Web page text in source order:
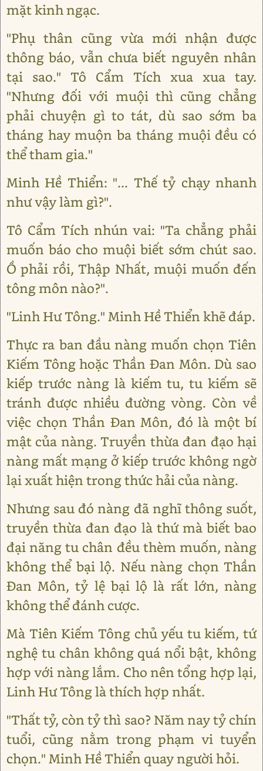
mặt kinh ngạc.
"Phụ thân cũng vừa mới nhận được
thông báo, vẫn chưa biết nguyên nhân
tại sao." Tô Cẩm Tích xua xua tay.
"Nhưng đối với muội thì cũng chẳng
phải chuyện gì to tát, dù sao sớm ba
tháng hay muộn ba tháng muội đều có
thể tham gia."
Minh Hề Thiển: "... Thế tỷ chạy nhanh
như vậy làm gì?".
Tô Cẩm Tích nhún vai: "Ta chẳng phải
muốn báo cho muội biết sớm chút sao.
Ồ phải rồi, Thập Nhất, muội muốn đến
tông môn nào?".
"Linh Hư Tông." Minh Hề Thiển khẽ đáp.
Thực ra ban đầu nàng muốn chọn Tiên
Kiếm Tông hoặc Thần Đan Môn. Dù sao
kiếp trước nàng là kiếm tu, tu kiếm sẽ
tránh được nhiều đường vòng. Còn về
việc chọn Thần Đan Môn, đó là một bí
mật của nàng. Truyền thừa đan đạo hại
nàng mất mạng ở kiếp trước không ngờ
lại xuất hiện trong thức hải của nàng.
Nhưng sau đó nàng đã nghĩ thông suốt,
truyền thừa đan đạo là thứ mà biết bao
đại năng tu chân đều thèm muốn, nàng
không thể bại lộ. Nếu nàng chọn Thần
Đan Môn, tỷ lệ bại lộ là rất lớn, nàng
không thể đánh cược.
Mà Tiên Kiếm Tông chủ yếu tu kiếm, tứ
nghệ tu chân không quá nổi bật, không
hợp với nàng lắm. Cho nên tổng hợp lại,
Linh Hư Tông là thích hợp nhất.
"Thất tỷ, còn tỷ thì sao? Năm nay tỷ chín
tuổi, cũng nằm trong phạm vi tuyển
chọn." Minh Hề Thiển quay người hỏi.